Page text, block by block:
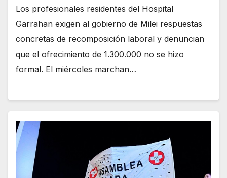
Los profesionales residentes del Hospital
Garrahan exigen al gobierno de Milei respuestas
concretas de recomposición laboral y denuncian
que el ofrecimiento de 1.300.000 no se hizo
formal. El miércoles marchan…